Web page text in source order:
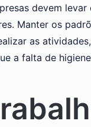
devem
Manter os
as
a falta de